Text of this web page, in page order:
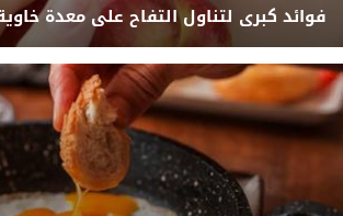
فوائد كبرى لتناول التفاح على معدة